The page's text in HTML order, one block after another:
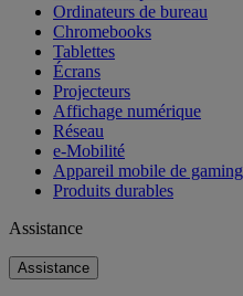
Ordinateurs de bureau
Chromebooks
Tablettes
Écrans
Projecteurs
Affichage numérique
Réseau
e-Mobilité
Appareil mobile de gaming
Produits durables
Assistance
Assistance